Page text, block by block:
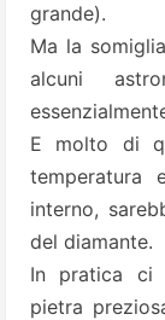
grande).
Ma la
alcuni
E molto di
temperatura
interno,
del diamante.
In pratica ci
pietra